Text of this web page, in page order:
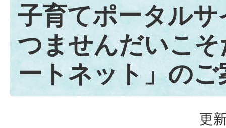
子育てポータル
つませんだいこ
ートネット」のご
更